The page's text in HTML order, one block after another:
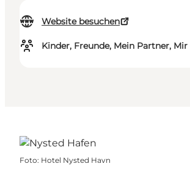
Website besuchen
Kinder, Freunde, Mein Partner, Mir
Foto: Hotel Nysted Havn